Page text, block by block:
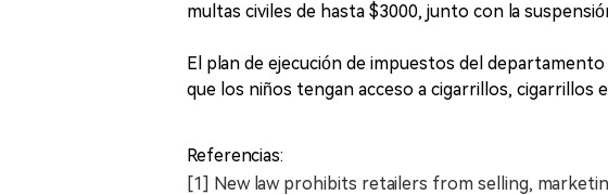
multas civiles de hasta $3000, junto con la
El plan de ejecución de impuestos del
que los niños tengan acceso a cigarrillos,
Referencias:
[1] New law prohibits retailers from selling,